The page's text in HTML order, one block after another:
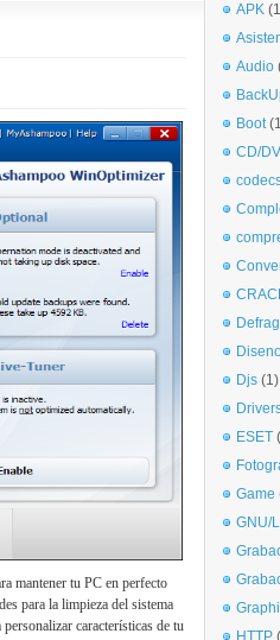
mantener tu PC en perfecto
para la limpieza del sistema
características de tu
APK
Audio
Boot
CD/
Djs (1)
ESET
Game
GNU/
HTTP